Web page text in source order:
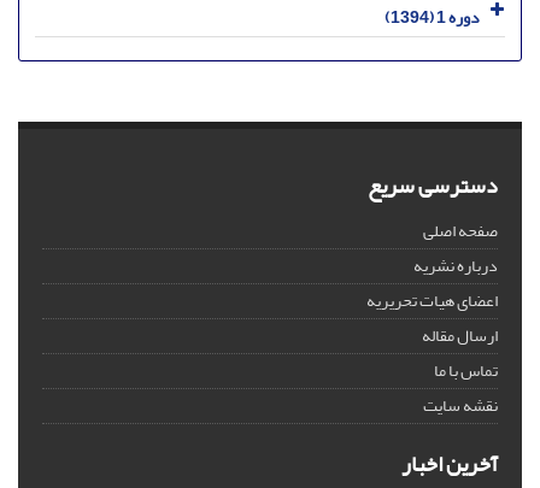
دوره 1 (1394)
دسترسی سریع
صفحه اصلی
درباره نشریه
اعضای هیات تحریریه
ارسال مقاله
تماس با ما
نقشه سایت
آخرین اخبار